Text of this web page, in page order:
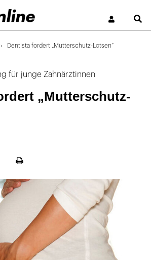
Dentista fordert „Mutterschutz-Lotsen“
für junge Zahnärztinnen
„Mutterschutz-
Seite